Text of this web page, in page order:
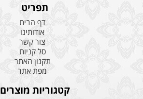
תפריט
דף הבית
אודותינו
צור קשר
סל קניות
תקנון האתר
מפת אתר
קטגוריות מוצרים